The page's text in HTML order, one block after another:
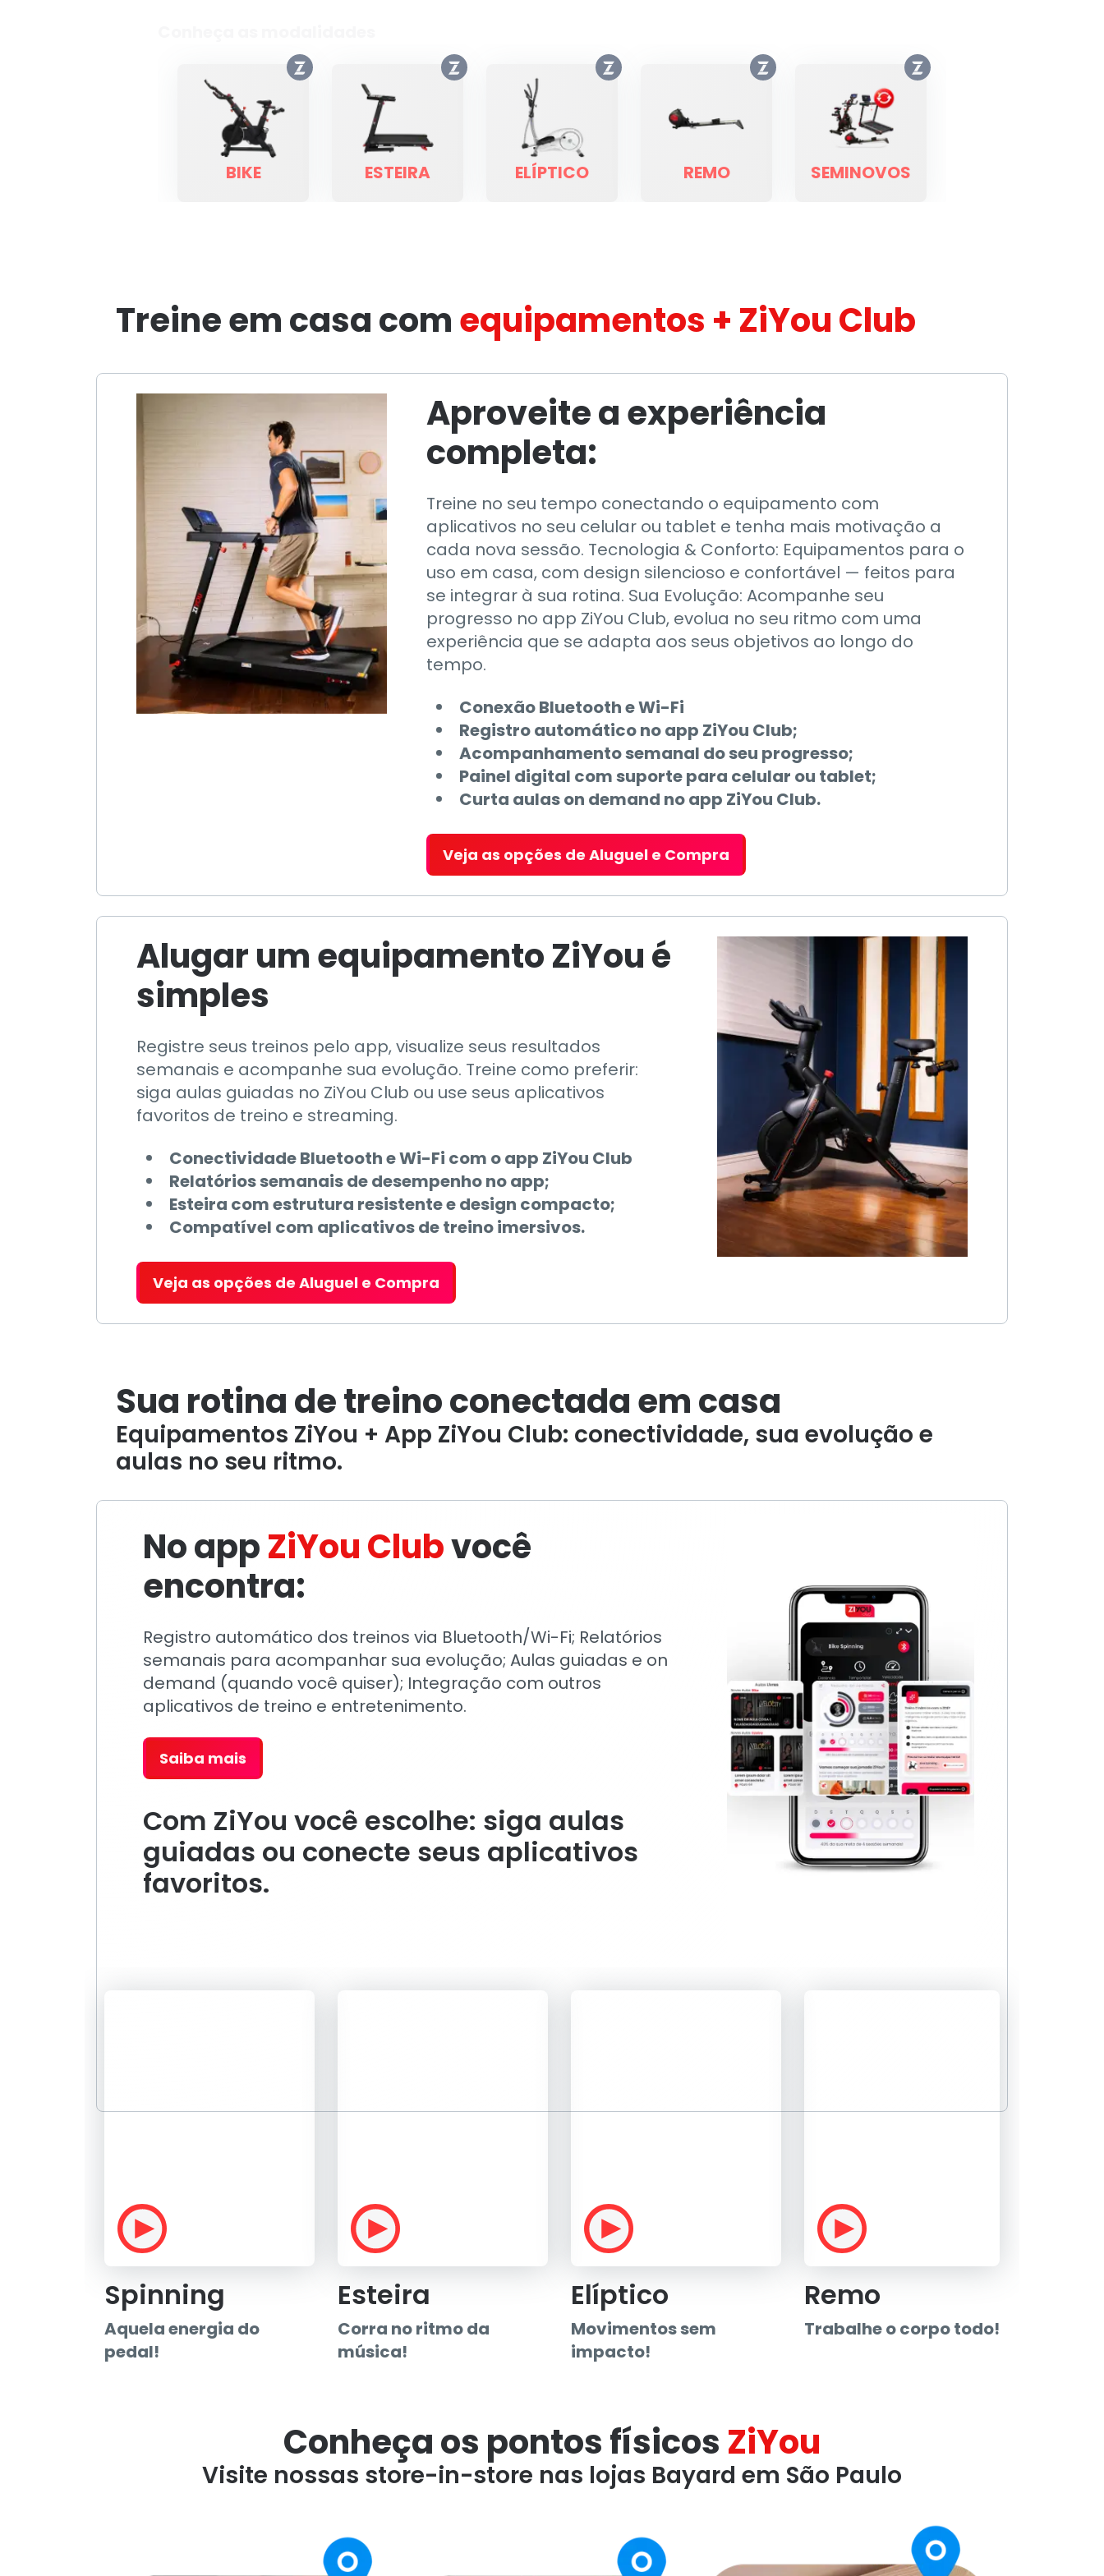
BIKE ESTEIRA ELÍPTICO REMO SEMINOVOS
Treine em casa comequipamentos + ZiYou Club
Aproveite a experiência
completa:
Treine no seu tempo conectando o equipamento com
aplicativos no seu celular ou tablet e tenha mais motivação a
cada nova sessão. Tecnologia & Conforto: Equipamentos para o
uso em casa, com design silencioso e confortável — feitos para
se integrar à sua rotina. Sua Evolução: Acompanhe seu
progresso no app ZiYou Club, evolua no seu ritmo com uma
experiência que se adapta aos seus objetivos ao longo do
tempo.
Conexão Bluetooth e Wi-Fi
Registro automático no app ZiYou Club;
Acompanhamento semanal do seu progresso;
Painel digital com suporte para celular ou tablet;
Curta aulas on demand no app ZiYou Club.
Veja as opções de Aluguel e Compra
Alugar um equipamento ZiYou é
simples
Registre seus treinos pelo app, visualize seus resultados
semanais e acompanhe sua evolução. Treine como preferir:
siga aulas guiadas no ZiYou Club ou use seus aplicativos
favoritos de treino e streaming.
Conectividade Bluetooth e Wi-Fi com o app ZiYou Club
Relatórios semanais de desempenho no app;
Esteira com estrutura resistente e design compacto;
Compatível com aplicativos de treino imersivos.
Veja as opções de Aluguel e Compra
Sua rotina de treino conectada em casa
Equipamentos ZiYou + App ZiYou Club: conectividade, sua evolução e
aulas no seu ritmo.
No appZiYou Clubvocê
encontra:
Registro automático dos treinos via Bluetooth/Wi-Fi; Relatórios
semanais para acompanhar sua evolução; Aulas guiadas e on
demand (quando você quiser); Integração com outros
aplicativos de treino e entretenimento.
Saiba mais
Com ZiYou você escolhe: siga aulas
guiadas ou conecte seus aplicativos
favoritos.
Spinning
Aquela energia do
pedal!
Esteira
Corra no ritmo da
música!
Elíptico
Movimentos sem
impacto!
Remo
Trabalhe o corpo todo!
Conheça os pontos físicos ZiYou
Visite nossas store-in-store nas lojas Bayard em São Paulo